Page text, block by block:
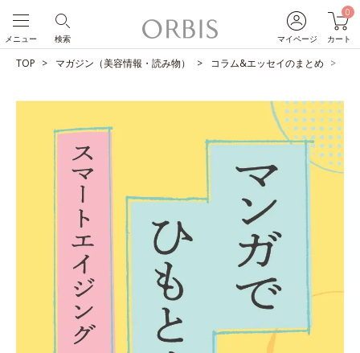
マイページ
0
カート
検索
メニュー
TOP マガジン（美容情報・読み物） コラム&エッセイのまとめ